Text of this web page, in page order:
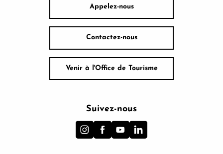
Appelez-nous
Contactez-nous
Venir à l'Office de Tourisme
Suivez-nous